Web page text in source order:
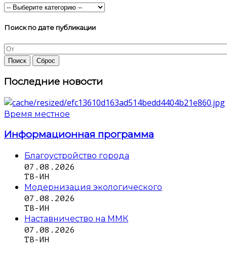
Поиск по дате публикации
Последние новости
Время местное
Информационная программа
Благоустройство города
07.08.2026
ТВ-ИН
Модернизация экологического
07.08.2026
ТВ-ИН
Наставничество на ММК
07.08.2026
ТВ-ИН